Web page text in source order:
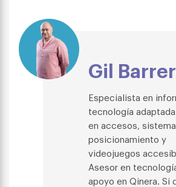
Gil
Especialista en
tecnología
en accesos,
posicionamiento y
videojuegos
Asesor en
apoyo en Qinera. Si